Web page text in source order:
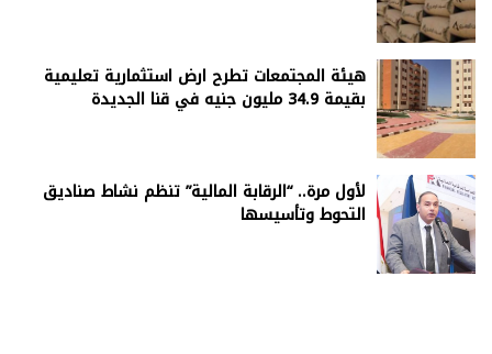
هيئة المجتمعات تطرح ارض استثمارية تعليمية
بقيمة 34.9 مليون جنيه في قنا الجديدة
لأول مرة.. “الرقابة المالية” تنظم نشاط صناديق
التحوط وتأسيسها